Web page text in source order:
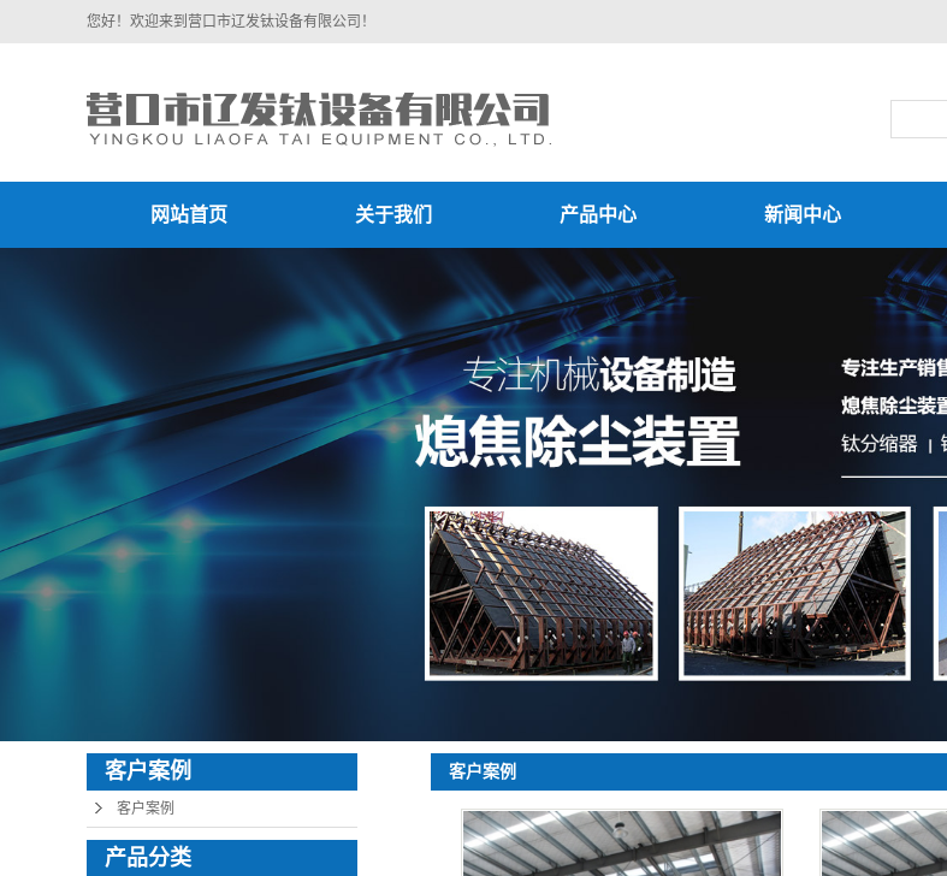
您好！欢迎来到营口市辽发钛设备有限公司！
网站首页 关于我们 产品中心 新闻中心
客户案例
客户案例
产品分类
客户案例